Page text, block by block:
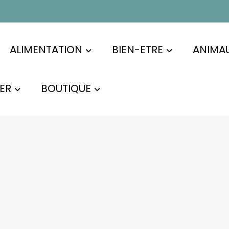
ALIMENTATION BIEN-ETRE
BOUTIQUE